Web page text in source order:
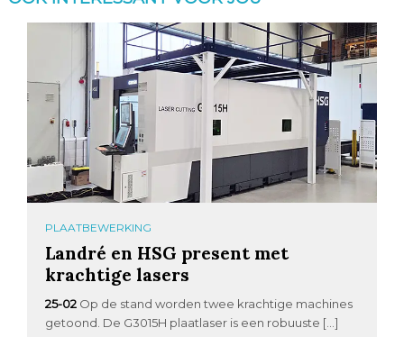
PLAATBEWERKING
Landré en HSG present met
krachtige lasers
25-02 Op de stand worden twee krachtige machines
getoond. De G3015H plaatlaser is een robuuste […]